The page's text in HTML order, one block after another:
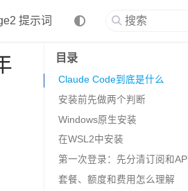
提示词
目录
Claude Code到底是什么
安装前先做两个判断
Windows原生安装
在WSL2中安装
第一次登录：先分清订阅和API
套餐、额度和费用怎么理解